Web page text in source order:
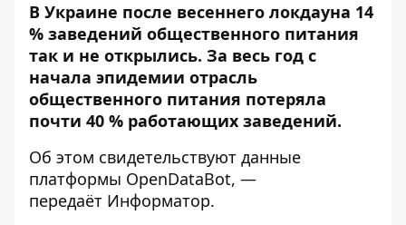
В Украине после весеннего локдауна 14
% заведений общественного питания
так и не открылись. За весь год с
начала эпидемии отрасль
общественного питания потеряла
почти 40 % работающих заведений.
Об этом свидетельствуют данные
платформы OpenDataBot, —
передаёт Информатор.